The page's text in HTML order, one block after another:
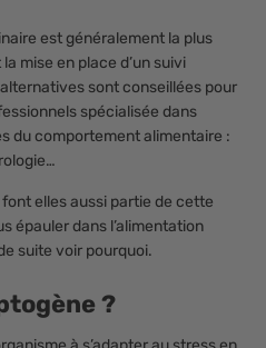
est généralement la plus
mise en place d’un suivi
sont conseillées pour
spécialisée dans
du comportement alimentaire :
elles aussi partie de cette
épauler dans l’alimentation
suite voir pourquoi.
?